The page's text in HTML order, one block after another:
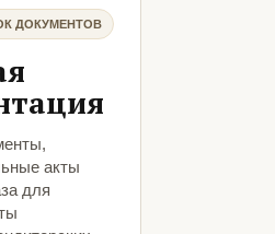
ДОКУМЕНТОВ
акты
для